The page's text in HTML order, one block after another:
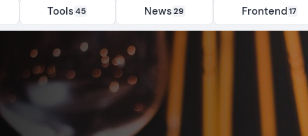
Tools 45 News29 Frontend17